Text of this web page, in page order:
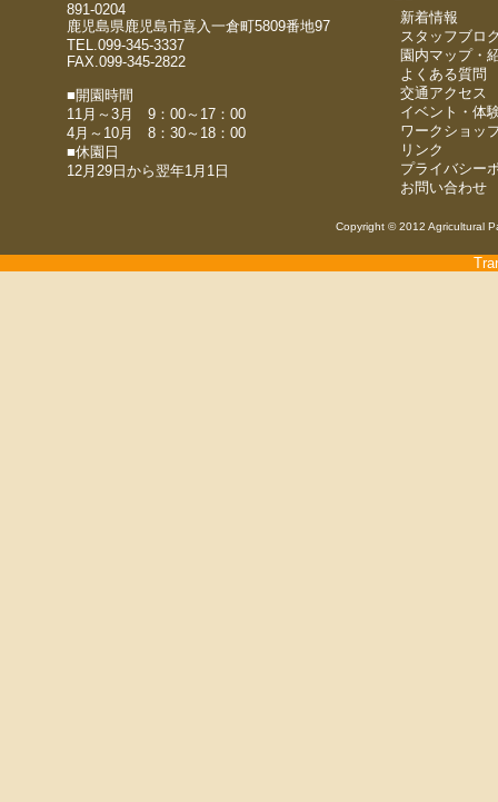
891-0204
鹿児島県鹿児島市喜入一倉町5809番地97
TEL.099-345-3337
FAX.099-345-2822
■開園時間
11月～3月 9：00～17：00
4月～10月 8：30～18：00
■休園日
12月29日から翌年1月1日
新着情報
スタッフブロ
園内マップ・
よくある質問
交通アクセス
イベント・体
ワークショッ
リンク
プライバシー
お問い合わせ
Copyright © 2012 Agricultural